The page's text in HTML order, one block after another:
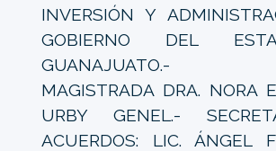
INVERSIÓN Y
GOBIERNO DEL
GUANAJUATO.-
MAGISTRADA DRA. NORA
URBY GENEL.-
ACUERDOS: LIC. ÁNGEL